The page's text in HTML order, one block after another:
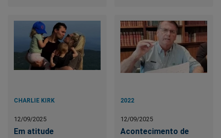
CHARLIE KIRK
12/09/2025
Em atitude
2022
12/09/2025
Acontecimento de